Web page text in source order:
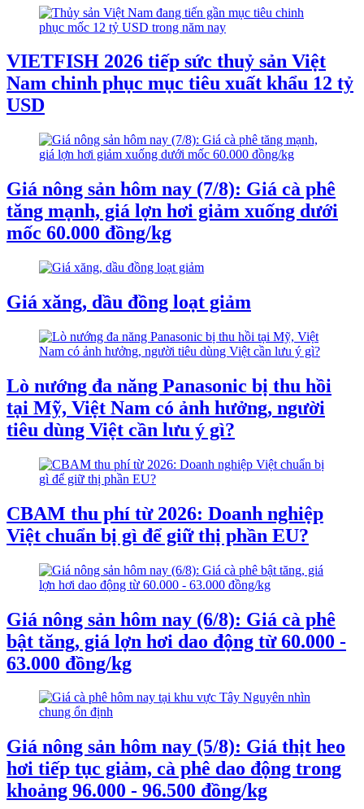
VIETFISH 2026 tiếp sức thuỷ sản Việt
Nam chinh phục mục tiêu xuất khẩu 12 tỷ
USD
Giá nông sản hôm nay (7/8): Giá cà phê
tăng mạnh, giá lợn hơi giảm xuống dưới
mốc 60.000 đồng/kg
Giá xăng, dầu đồng loạt giảm
Lò nướng đa năng Panasonic bị thu hồi
tại Mỹ, Việt Nam có ảnh hưởng, người
tiêu dùng Việt cần lưu ý gì?
CBAM thu phí từ 2026: Doanh nghiệp
Việt chuẩn bị gì để giữ thị phần EU?
Giá nông sản hôm nay (6/8): Giá cà phê
bật tăng, giá lợn hơi dao động từ 60.000 -
63.000 đồng/kg
Giá nông sản hôm nay (5/8): Giá thịt heo
hơi tiếp tục giảm, cà phê dao động trong
khoảng 96.000 - 96.500 đồng/kg